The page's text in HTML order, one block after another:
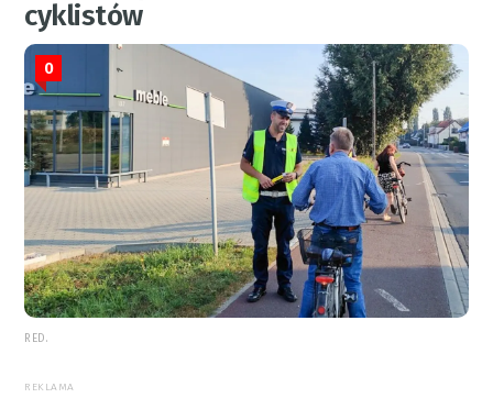
cyklistów
0
RED.
REKLAMA